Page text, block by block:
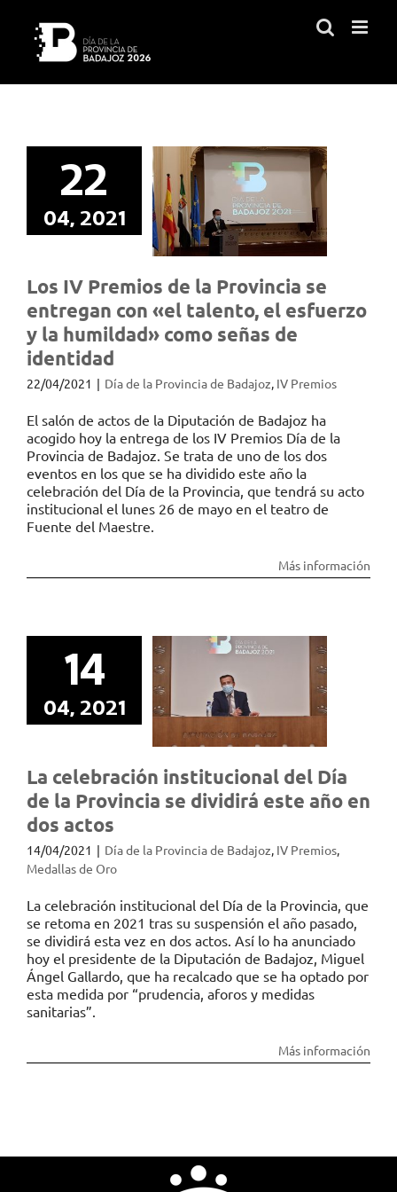
contenido
22
04, 2021
de la
Provincia se
con
esfuerzo y la
de identidad
Los IV Premios de la Provincia se
entregan con «el talento, el esfuerzo
y la humildad» como señas de
identidad
22/04/2021 | Día de la Provincia de Badajoz, IV Premios
El salón de actos de la Diputación de Badajoz ha
acogido hoy la entrega de los IV Premios Día de la
Provincia de Badajoz. Se trata de uno de los dos
eventos en los que se ha dividido este año la
celebración del Día de la Provincia, que tendrá su acto
institucional el lunes 26 de mayo en el teatro de
Fuente del Maestre.
Más información
14
04, 2021
celebración
institucional
del Día de la
Provincia se
dividirá este
actos
La celebración institucional del Día
de la Provincia se dividirá este año en
dos actos
14/04/2021 | Día de la Provincia de Badajoz, IV Premios,
Medallas de Oro
La celebración institucional del Día de la Provincia, que
se retoma en 2021 tras su suspensión el año pasado,
se dividirá esta vez en dos actos. Así lo ha anunciado
hoy el presidente de la Diputación de Badajoz, Miguel
Ángel Gallardo, que ha recalcado que se ha optado por
esta medida por “prudencia, aforos y medidas
sanitarias”.
Más información